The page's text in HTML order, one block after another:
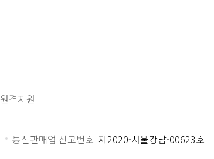
원격지원
통신판매업 신고번호 제2020-서울강남-00623호